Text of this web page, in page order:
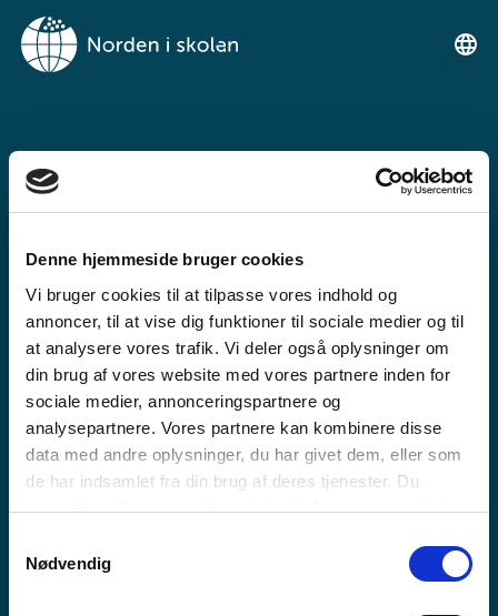
Denne hjemmeside bruger cookies
Vi bruger cookies til at tilpasse vores indhold og
annoncer, til at vise dig funktioner til sociale medier og til
at analysere vores trafik. Vi deler også oplysninger om
din brug af vores website med vores partnere inden for
sociale medier, annonceringspartnere og
analysepartnere. Vores partnere kan kombinere disse
data med andre oplysninger, du har givet dem, eller som
de har indsamlet fra din brug af deres tjenester. Du
samtykker til vores cookies, hvis du fortsætter med at
Nødvendig
NORDEN I
SKOLENIMUT
Tunngaviusumik atuarfimmut
ilinniarnertuunngorniarfimmullu
atuartitsinermi iserasuaat
akeqanngitsoq.
MEEQQAT ATUARFIAT